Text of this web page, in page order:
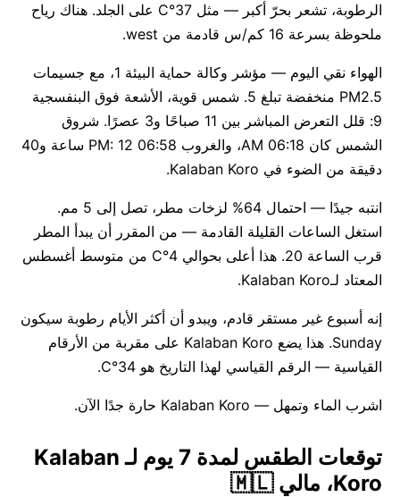
الرطوبة، تشعر بحرّ أكبر — مثل 37°C على الجلد. هناك رياح
ملحوظة بسرعة 16 كم/س قادمة من west.
الهواء نقي اليوم — مؤشر وكالة حماية البيئة 1، مع جسيمات
PM2.5 منخفضة تبلغ 5. شمس قوية، الأشعة فوق البنفسجية
9: قلل التعرض المباشر بين 11 صباحًا و3 عصرًا. شروق
الشمس كان 06:18 AM، والغروب 06:58 PM: 12 ساعة و40
دقيقة من الضوء في Kalaban Koro.
انتبه جيدًا — احتمال 64% لزخات مطر، تصل إلى 5 مم.
استغل الساعات القليلة القادمة — من المقرر أن يبدأ المطر
قرب الساعة 20. هذا أعلى بحوالي 4°C من متوسط أغسطس
المعتاد لـKalaban Koro.
إنه أسبوع غير مستقر قادم، ويبدو أن أكثر الأيام رطوبة سيكون
Sunday. هذا يضع Kalaban Koro على مقربة من الأرقام
القياسية — الرقم القياسي لهذا التاريخ هو 34°C.
اشرب الماء وتمهل — Kalaban Koro حارة جدًا الآن.
توقعات الطقس لمدة 7 يوم لـ Kalaban
Koro، مالي 🇲🇱